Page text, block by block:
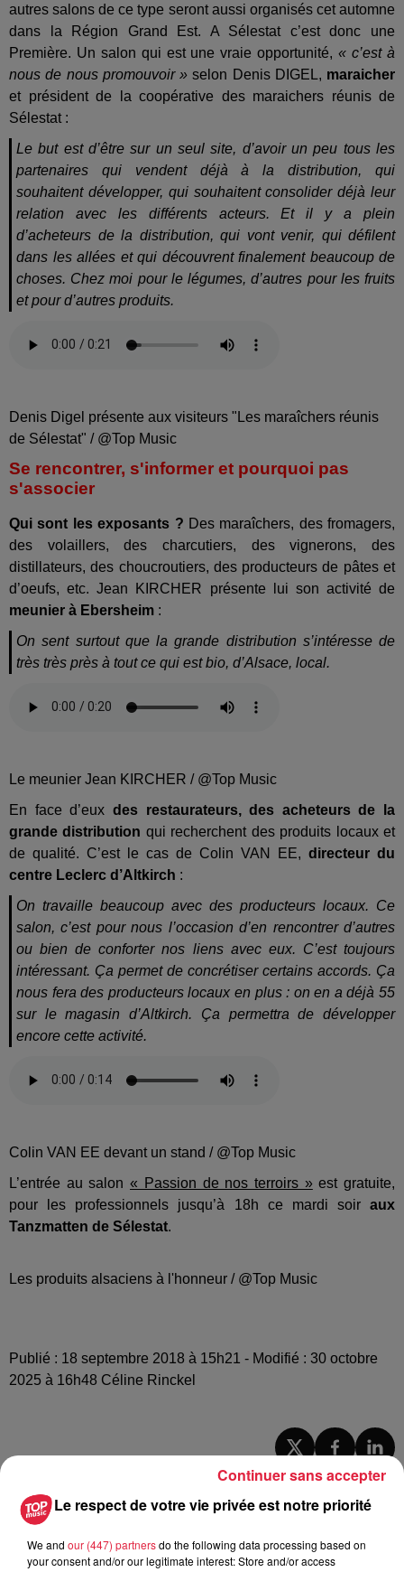
autres salons de ce type seront aussi organisés cet automne
dans la Région Grand Est. A Sélestat c’est donc une
Première. Un salon qui est une vraie opportunité,« c’est à
nous de nous promouvoir » selon Denis DIGEL, maraicher
et président de la coopérative des maraichers réunis de
Sélestat :
Le but est d’être sur un seul site, d’avoir un peu tous les
partenaires qui vendent déjà à la distribution, qui
souhaitent développer, qui souhaitent consolider déjà leur
relation avec les différents acteurs. Et il y a plein
d’acheteurs de la distribution, qui vont venir, qui défilent
dans les allées et qui découvrent finalement beaucoup de
choses. Chez moi pour le légumes, d’autres pour les fruits
et pour d’autres produits.
Denis Digel présente aux visiteurs "Les maraîchers réunis
de Sélestat" / @Top Music
Se rencontrer, s'informer et pourquoi pas
s'associer
Qui sont les exposants ? Des maraîchers, des fromagers,
des volaillers, des charcutiers, des vignerons, des
distillateurs, des choucroutiers, des producteurs de pâtes et
d’oeufs, etc. Jean KIRCHER présente lui son activité de
meunier à Ebersheim :
On sent surtout que la grande distribution s’intéresse de
très très près à tout ce qui est bio, d’Alsace, local.
Le meunier Jean KIRCHER / @Top Music
En face d’eux des restaurateurs, des acheteurs de la
grande distribution qui recherchent des produits locaux et
de qualité. C’est le cas de Colin VAN EE, directeur du
centre Leclerc d’Altkirch :
On travaille beaucoup avec des producteurs locaux. Ce
salon, c’est pour nous l’occasion d’en rencontrer d’autres
ou bien de conforter nos liens avec eux. C’est toujours
intéressant. Ça permet de concrétiser certains accords. Ça
nous fera des producteurs locaux en plus : on en a déjà 55
sur le magasin d’Altkirch. Ça permettra de développer
encore cette activité.
Colin VAN EE devant un stand / @Top Music
L’entrée au salon« Passion de nos terroirs »est gratuite,
pour les professionnels jusqu’à 18h ce mardi soir aux
Tanzmatten de Sélestat.
Les produits alsaciens à l'honneur / @Top Music
Publié : 18 septembre 2018 à 15h21 - Modifié : 30 octobre
2025 à 16h48 Céline Rinckel
À Hoerdt, de l’eau brune sort des
robinets
Le respect de votre vie privée est notre priorité
We and our (447) partnersdo the following data processing based on
your consent and/or our legitimate interest: Store and/or access
Continuer sans accepter